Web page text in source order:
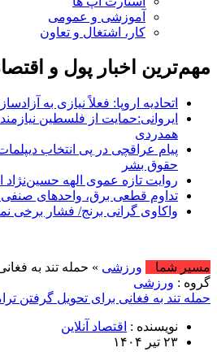
آموزشی و عمومی
کار، اشتغال و تعاون
مهم‌ترین اخبار پول و
اتحادیه اروپا: فعلاً نیازی به
ایروانی:حمایت از فلسطین
همدردی
پیام عراقچی در پی انتخاب
حقوق بشر
روایت تازه عموی الهه
تداوم قطعی برق، واحدهای صنفی
واکاوی گرانی برنج/ فشار برخی
مسیر شما
ورزشی » حمله تند به
گروه : ورزشی
حمله تند به فغانی برای تحویل گرفتن
نویسنده : اقتصاد آنلاین
۲۳ تیر ۱۴۰۴